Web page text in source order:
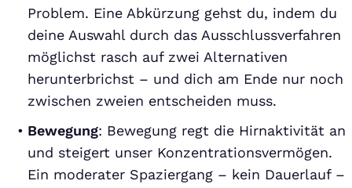
Problem. Eine Abkürzung gehst du, indem du
deine Auswahl durch das Ausschlussverfahren
möglichst rasch auf zwei Alternativen
herunterbrichst – und dich am Ende nur noch
zwischen zweien entscheiden muss.
Bewegung: Bewegung regt die Hirnaktivität an
und steigert unser Konzentrationsvermögen.
Ein moderater Spaziergang – kein Dauerlauf –